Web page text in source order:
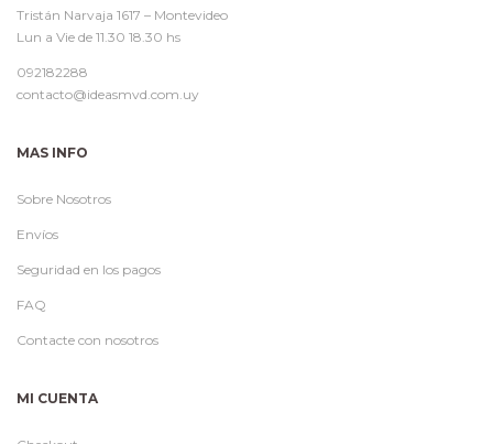
Tristán Narvaja 1617 – Montevideo
Lun a Vie de 11.30 18.30 hs
092182288
contacto@ideasmvd.com.uy
MAS INFO
Sobre Nosotros
Envíos
Seguridad en los pagos
FAQ
Contacte con nosotros
MI CUENTA